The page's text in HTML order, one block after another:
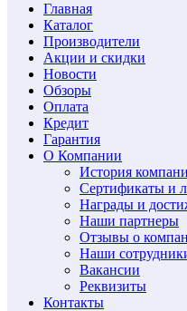
Главная
Каталог
Производители
Акции и скидки
Новости
Обзоры
Оплата
Кредит
Гарантия
О Компании
История
Сертификаты и
Награды и
Наши партнеры
Отзывы о
Наши
Вакансии
Реквизиты
Контакты